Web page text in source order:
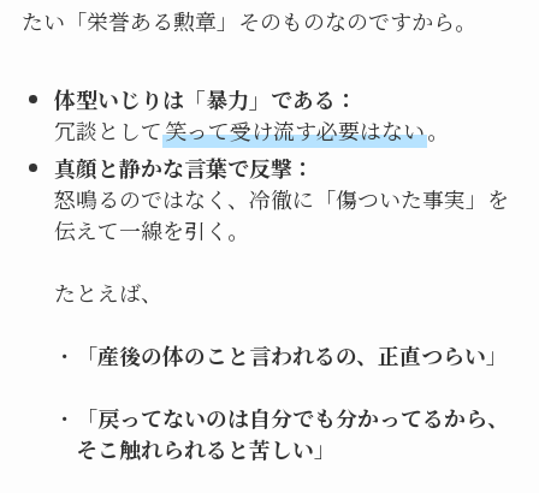
たい「栄誉ある勲章」そのものなのですから。
体型いじりは「暴力」である：
冗談として笑って受け流す必要はない。
真顔と静かな言葉で反撃：
怒鳴るのではなく、冷徹に「傷ついた事実」を
伝えて一線を引く。
たとえば、
・「産後の体のこと言われるの、正直つらい 」
・「戻ってないのは自分でも分かってるから、
そこ触れられると苦しい 」